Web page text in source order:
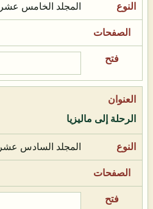
المجلد الخامس عشر
الرحلة إلى ماليزيا
المجلد السادس عشر